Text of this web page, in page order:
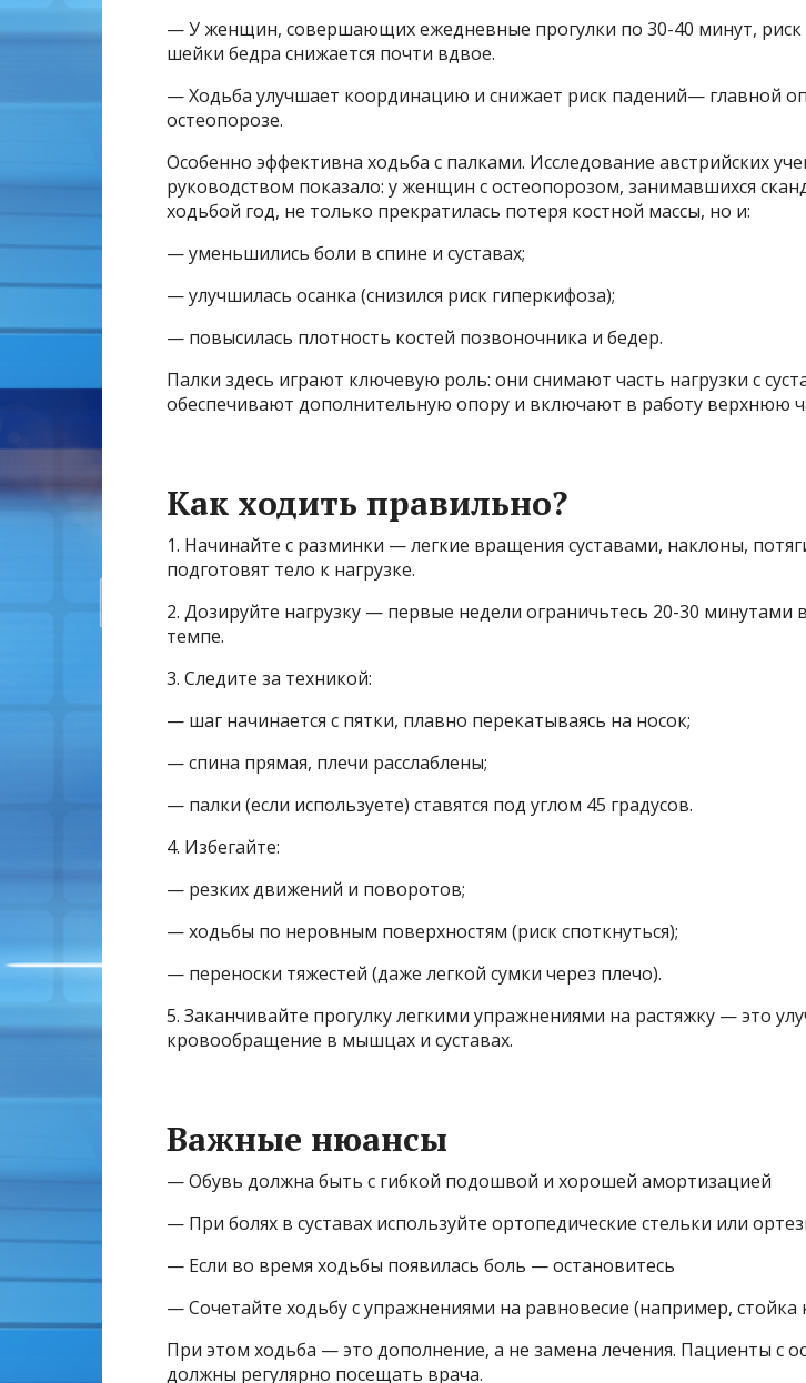
— У женщин, совершающих ежедневные прогулки по 30-40 минут, риск
шейки бедра снижается почти вдвое.
— Ходьба улучшает координацию и снижает риск падений— главной
остеопорозе.
Особенно эффективна ходьба с палками. Исследование австрийских
руководством показало: у женщин с остеопорозом, занимавшихся
ходьбой год, не только прекратилась потеря костной массы, но и:
— уменьшились боли в спине и суставах;
— улучшилась осанка (снизился риск гиперкифоза);
— повысилась плотность костей позвоночника и бедер.
Палки здесь играют ключевую роль: они снимают часть нагрузки с
обеспечивают дополнительную опору и включают в работу верхнюю
Как ходить правильно?
1. Начинайте с разминки — легкие вращения суставами, наклоны,
подготовят тело к нагрузке.
2. Дозируйте нагрузку — первые недели ограничьтесь 20-30
темпе.
3. Следите за техникой:
— шаг начинается с пятки, плавно перекатываясь на носок;
— спина прямая, плечи расслаблены;
— палки (если используете) ставятся под углом 45 градусов.
4. Избегайте:
— резких движений и поворотов;
— ходьбы по неровным поверхностям (риск споткнуться);
— переноски тяжестей (даже легкой сумки через плечо).
5. Заканчивайте прогулку легкими упражнениями на растяжку — это
кровообращение в мышцах и суставах.
Важные нюансы
— Обувь должна быть с гибкой подошвой и хорошей амортизацией
— При болях в суставах используйте ортопедические стельки или
— Если во время ходьбы появилась боль — остановитесь
— Сочетайте ходьбу с упражнениями на равновесие (например, стойка
При этом ходьба — это дополнение, а не замена лечения. Пациенты с
должны регулярно посещать врача.